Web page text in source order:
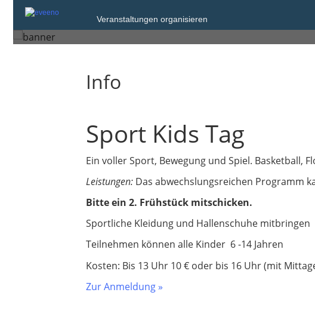
Veranstaltungen organisieren
Coburg
Info
Sport Kids Tag
Ein voller Sport, Bewegung und Spiel. Basketball,
Leistungen: Das abwechslungsreichen Programm
Bitte ein 2. Frühstück mitschicken.
Sportliche Kleidung und Hallenschuhe mitbringen
Teilnehmen können alle Kinder 6 -14 Jahren
Kosten: Bis 13 Uhr 10 € oder bis 16 Uhr (mit
Zur Anmeldung »